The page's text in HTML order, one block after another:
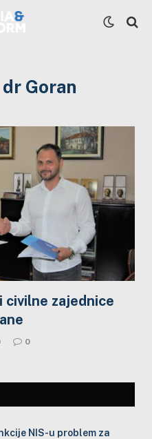
Goran
civilne zajednice
0
NIS-u problem za